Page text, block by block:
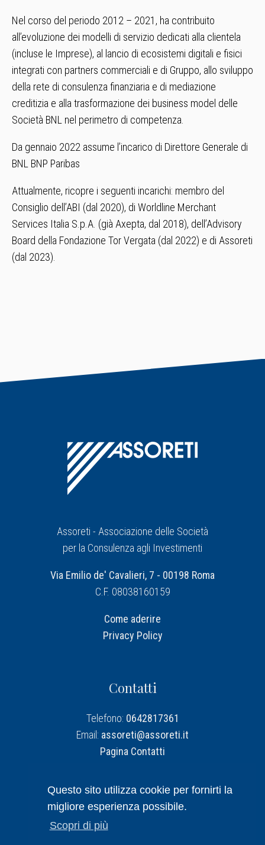
Questo sito utilizza cookie per fornirti la
migliore esperienza possibile.
Scopri di più
Nel corso del periodo 2012 – 2021, ha contribuito
all’evoluzione dei modelli di servizio dedicati alla clientela
(incluse le Imprese), al lancio di ecosistemi digitali e fisici
integrati con partners commerciali e di Gruppo, allo sviluppo
della rete di consulenza finanziaria e di mediazione
creditizia e alla trasformazione dei business model delle
Società BNL nel perimetro di competenza.
Da gennaio 2022 assume l’incarico di Direttore Generale di
BNL BNP Paribas
Attualmente, ricopre i seguenti incarichi: membro del
Consiglio dell’ABI (dal 2020), di Worldline Merchant
Services Italia S.p.A. (già Axepta, dal 2018), dell’Advisory
Board della Fondazione Tor Vergata (dal 2022) e di Assoreti
(dal 2023).
Assoreti - Associazione delle Società
per la Consulenza agli Investimenti
Via Emilio de' Cavalieri, 7 - 00198 Roma
C.F. 08038160159
Come aderire
Privacy Policy
Contatti
Telefono: 0642817361
Email: assoreti@assoreti.it
Pagina Contatti